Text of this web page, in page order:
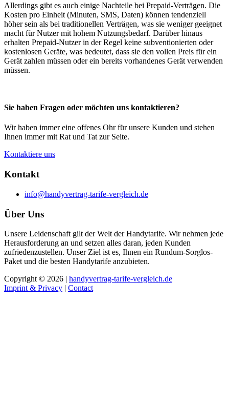
Allerdings gibt es auch einige Nachteile bei Prepaid-Verträgen. Die
Kosten pro Einheit (Minuten, SMS, Daten) können tendenziell
höher sein als bei traditionellen Verträgen, was sie weniger geeignet
macht für Nutzer mit hohem Nutzungsbedarf. Darüber hinaus
erhalten Prepaid-Nutzer in der Regel keine subventionierten oder
kostenlosen Geräte, was bedeutet, dass sie den vollen Preis für ein
Gerät zahlen müssen oder ein bereits vorhandenes Gerät verwenden
müssen.
Sie haben Fragen oder möchten uns kontaktieren?
Wir haben immer eine offenes Ohr für unsere Kunden und stehen
Ihnen immer mit Rat und Tat zur Seite.
Kontaktiere uns
Kontakt
info@handyvertrag-tarife-vergleich.de
Über Uns
Unsere Leidenschaft gilt der Welt der Handytarife. Wir nehmen jede
Herausforderung an und setzen alles daran, jeden Kunden
zufriedenzustellen. Unser Ziel ist es, Ihnen ein Rundum-Sorglos-
Paket und die besten Handytarife anzubieten.
Copyright © 2026 | handyvertrag-tarife-vergleich.de
Imprint & Privacy | Contact